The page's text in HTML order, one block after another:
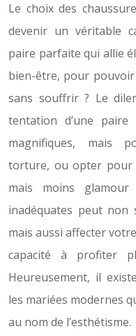
Le choix des
devenir un véritable
paire parfaite qui allie
bien-être, pour
sans souffrir ? Le
tentation d’une paire
magnifiques, mais
torture, ou opter pour
mais moins
inadéquates peut non
mais aussi affecter
capacité à profiter
Heureusement, il
les mariées modernes
au nom de l’esthétisme.